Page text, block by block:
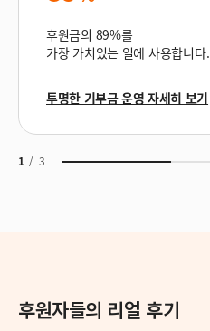
후원금의 89%를
가장 가치있는 일에 사용합니다.
투명한 기부금 운영 자세히 보기
1/ 3
후원자들의 리얼 후기